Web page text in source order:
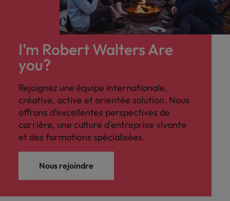
I'm Robert Walters Are
you?
Rejoignez une équipe internationale,
créative, active et orientée solution. Nous
offrons d'excellentes perspectives de
carrière, une culture d'entreprise vivante
et des formations spécialisées.
Nous rejoindre